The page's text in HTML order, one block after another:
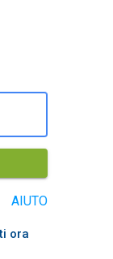
AIUTO
ora